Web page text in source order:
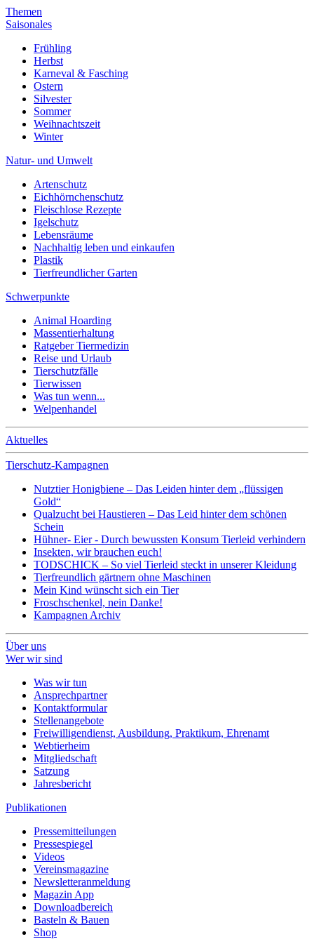
Themen
Saisonales
Frühling
Herbst
Karneval & Fasching
Ostern
Silvester
Sommer
Weihnachtszeit
Winter
Natur- und Umwelt
Artenschutz
Eichhörnchenschutz
Fleischlose Rezepte
Igelschutz
Lebensräume
Nachhaltig leben und einkaufen
Plastik
Tierfreundlicher Garten
Schwerpunkte
Animal Hoarding
Massentierhaltung
Ratgeber Tiermedizin
Reise und Urlaub
Tierschutzfälle
Tierwissen
Was tun wenn...
Welpenhandel
Aktuelles
Tierschutz-Kampagnen
Nutztier Honigbiene – Das Leiden hinter dem „flüssigen
Gold“
Qualzucht bei Haustieren – Das Leid hinter dem schönen
Schein
Hühner- Eier - Durch bewussten Konsum Tierleid verhindern
Insekten, wir brauchen euch!
TODSCHICK – So viel Tierleid steckt in unserer Kleidung
Tierfreundlich gärtnern ohne Maschinen
Mein Kind wünscht sich ein Tier
Froschschenkel, nein Danke!
Kampagnen Archiv
Über uns
Wer wir sind
Was wir tun
Ansprechpartner
Kontaktformular
Stellenangebote
Freiwilligendienst, Ausbildung, Praktikum, Ehrenamt
Webtierheim
Mitgliedschaft
Satzung
Jahresbericht
Publikationen
Pressemitteilungen
Pressespiegel
Videos
Vereinsmagazine
Newsletteranmeldung
Magazin App
Downloadbereich
Basteln & Bauen
Shop